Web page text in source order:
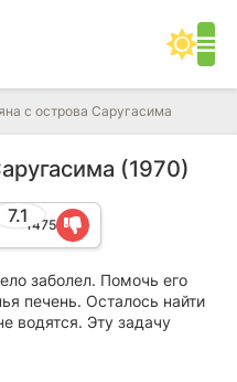
с острова Саругасима
(1970)
7.11475
заболел. Помочь его
печень. Осталось найти
водятся. Эту задачу